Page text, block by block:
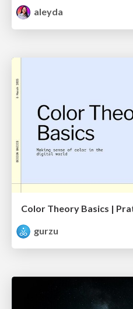
aleyda
Color Theory Basics |
gurzu